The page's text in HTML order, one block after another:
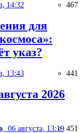
14:32 467
для
указ?
13:43 441
2026
06 августа, 13:19 451